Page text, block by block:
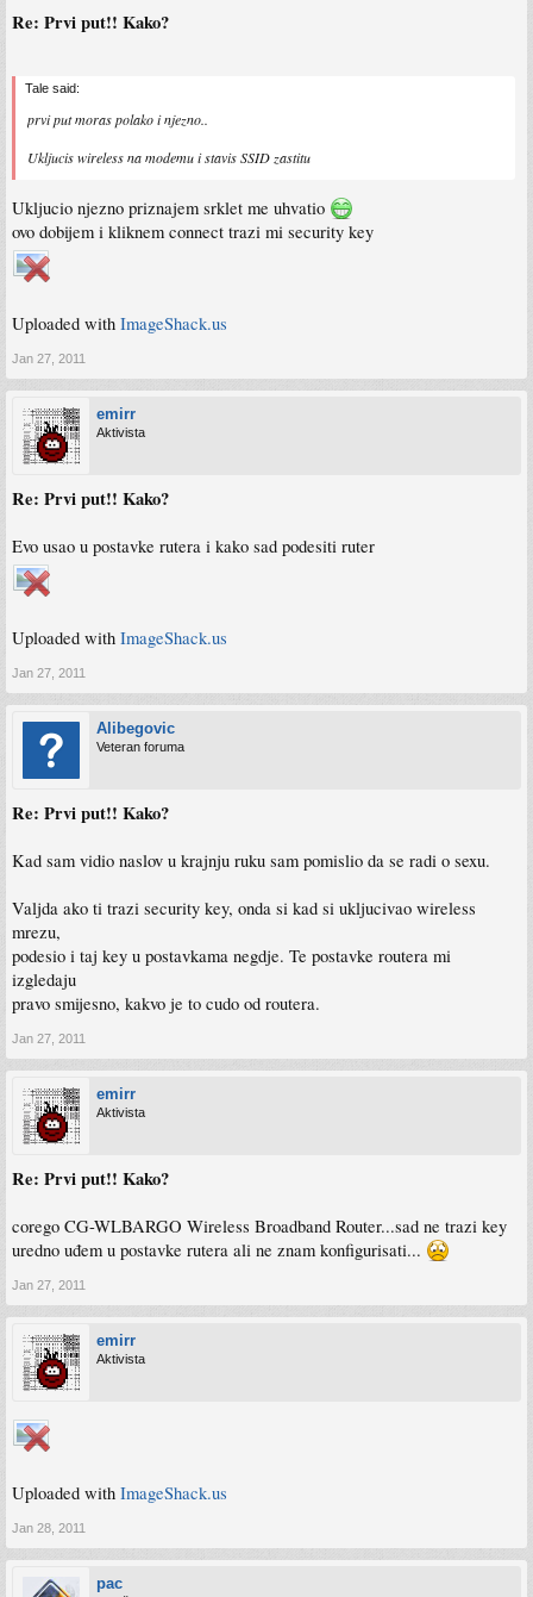
Re: Prvi put!! Kako?
Tale said:
prvi put moras polako i njezno..
Ukljucis wireless na modemu i stavis SSID zastitu
Ukljucio njezno priznajem srklet me uhvatio
ovo dobijem i kliknem connect trazi mi security key
Uploaded with ImageShack.us
Jan 27, 2011
emirr
Aktivista
Re: Prvi put!! Kako?
Evo usao u postavke rutera i kako sad podesiti ruter
Uploaded with ImageShack.us
Jan 27, 2011
Alibegovic
Veteran foruma
Re: Prvi put!! Kako?
Kad sam vidio naslov u krajnju ruku sam pomislio da se radi o sexu.
Valjda ako ti trazi security key, onda si kad si ukljucivao wireless
mrezu,
podesio i taj key u postavkama negdje. Te postavke routera mi
izgledaju
pravo smijesno, kakvo je to cudo od routera.
Jan 27, 2011
emirr
Aktivista
Re: Prvi put!! Kako?
corego CG-WLBARGO Wireless Broadband Router...sad ne trazi key
uredno uđem u postavke rutera ali ne znam konfigurisati...
Jan 27, 2011
emirr
Aktivista
Uploaded with ImageShack.us
Jan 28, 2011
pac